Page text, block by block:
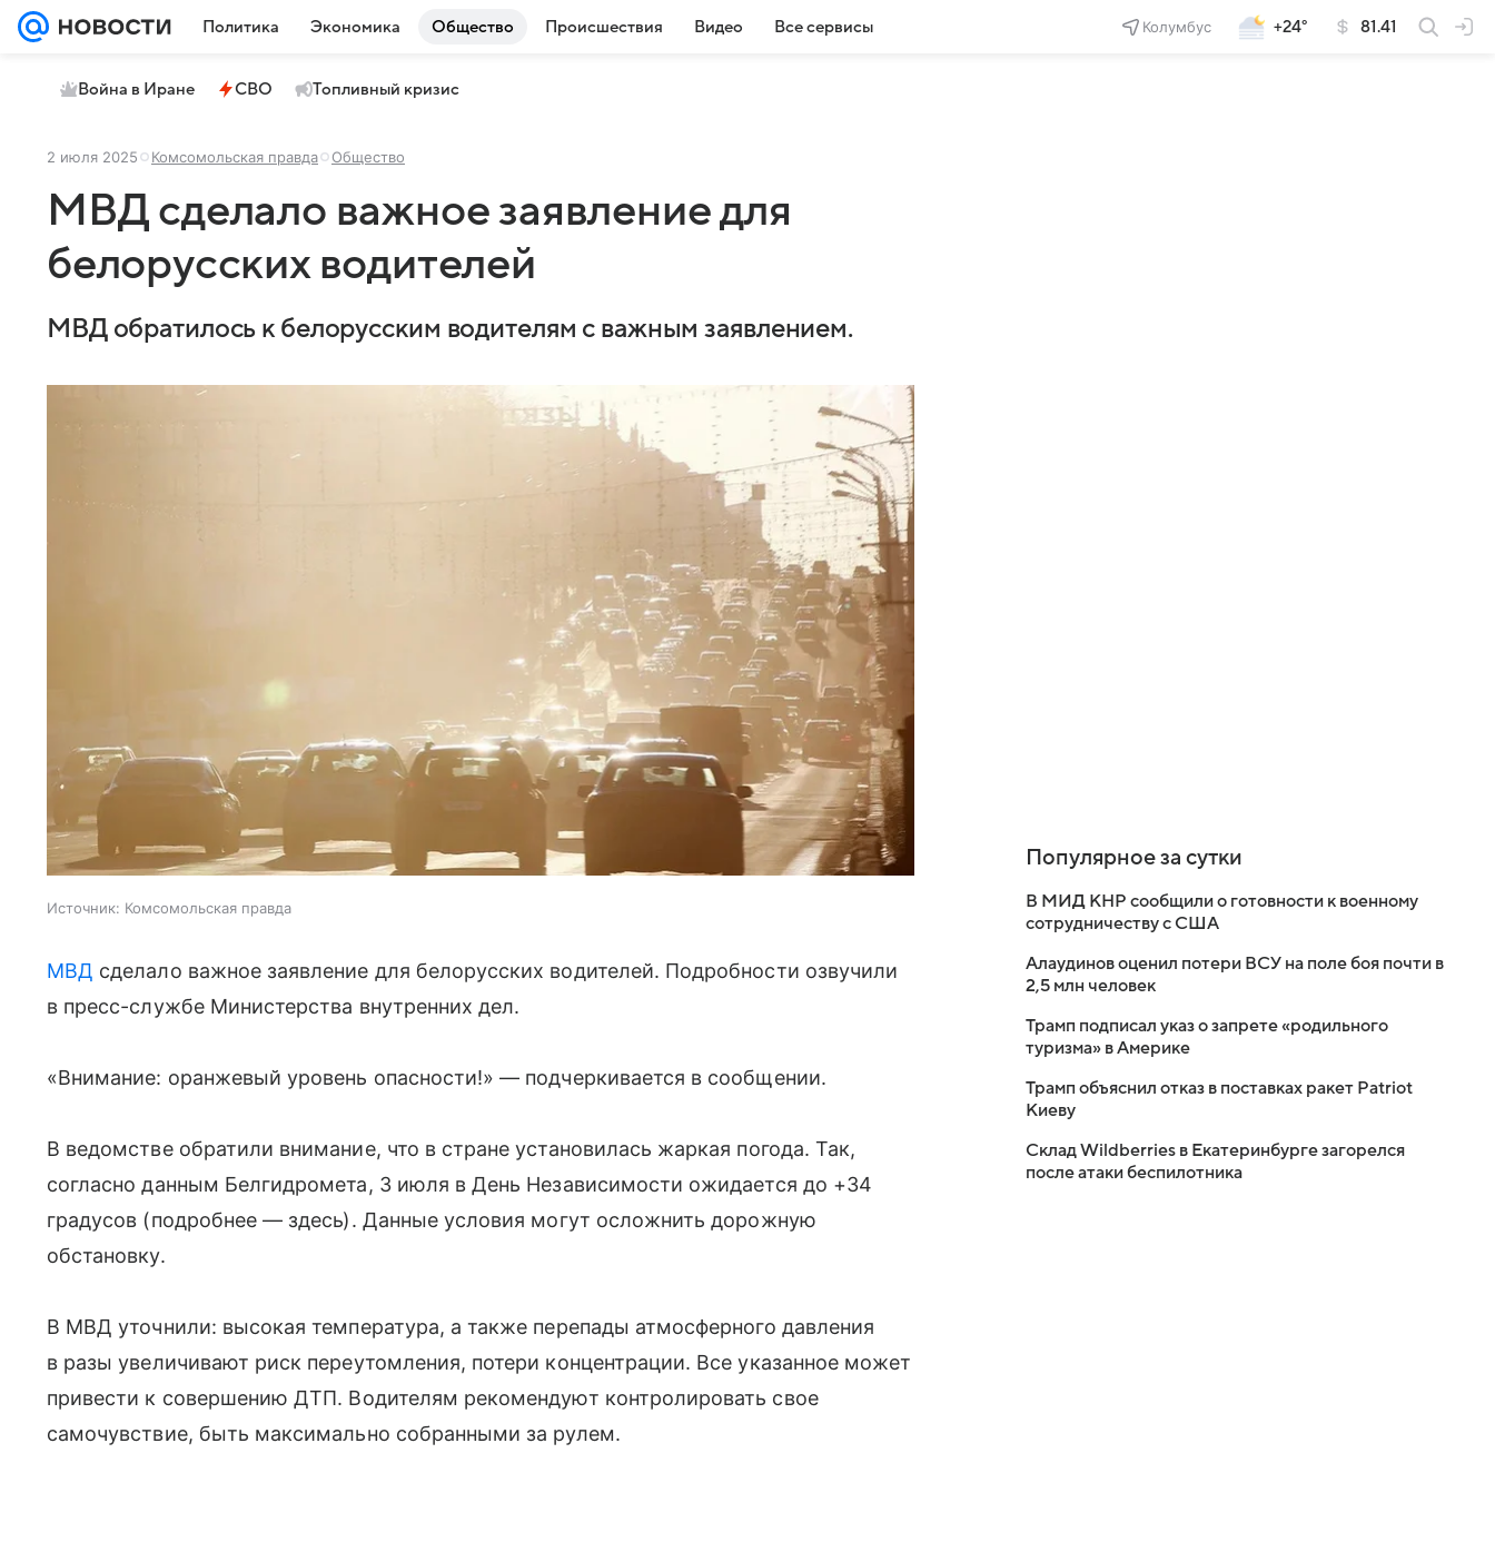
Политика Экономика Общество Происшествия Видео Все сервисы Колумбус +24° 81.41
Война в Иране СВО Топливный кризис
2 июля 2025 Комсомольская правда Общество
МВД сделало важное заявление для
белорусских водителей
МВД обратилось к белорусским водителям с важным заявлением.
Источник: Комсомольская правда
МВД сделало важное заявление для белорусских водителей. Подробности озвучили
в пресс-службе Министерства внутренних дел.
«Внимание: оранжевый уровень опасности!» — подчеркивается в сообщении.
В ведомстве обратили внимание, что в стране установилась жаркая погода. Так,
согласно данным Белгидромета, 3 июля в День Независимости ожидается до +34
градусов (подробнее — здесь). Данные условия могут осложнить дорожную
обстановку.
В МВД уточнили: высокая температура, а также перепады атмосферного давления
в разы увеличивают риск переутомления, потери концентрации. Все указанное может
привести к совершению ДТП. Водителям рекомендуют контролировать свое
самочувствие, быть максимально собранными за рулем.
Популярное за сутки
В МИД КНР сообщили о готовности к военному
сотрудничеству с США
Алаудинов оценил потери ВСУ на поле боя почти в
2,5 млн человек
Трамп подписал указ о запрете «родильного
туризма» в Америке
Трамп объяснил отказ в поставках ракет Patriot
Киеву
Склад Wildberries в Екатеринбурге загорелся
после атаки беспилотника